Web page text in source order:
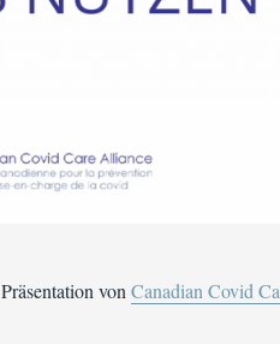
Präsentation vonCanadian Covid